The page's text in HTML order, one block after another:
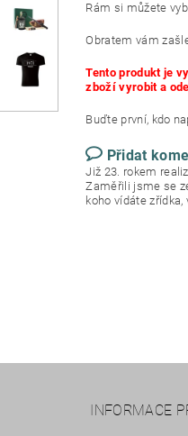
Rám si můžete
Obratem vám
Tento produkt je
zboží vyrobit a
Buďte první, kdo
Přidat
Již 23. rokem
Zaměřili jsme se
koho vídáte
INFORMACE